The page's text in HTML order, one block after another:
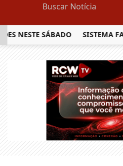
SÁBADO SISTEMA